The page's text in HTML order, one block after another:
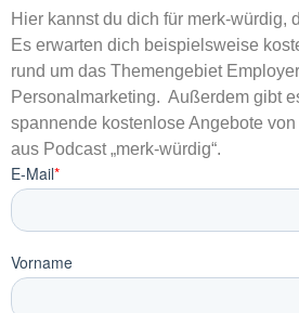
Hier kannst du dich für merk-würdig,
Es erwarten dich beispielsweise
rund um das Themengebiet
Personalmarketing. Außerdem gibt
spannende kostenlose Angebote
aus Podcast „merk-würdig“.